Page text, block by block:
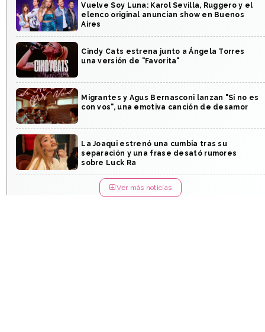
Vuelve Soy Luna: Karol Sevilla, Ruggero y el
elenco original anuncian show en Buenos
Aires
Cindy Cats estrena junto a Ángela Torres
una versión de "Favorita"
Migrantes y Agus Bernasconi lanzan "Si no es
con vos", una emotiva canción de desamor
La Joaqui estrenó una cumbia tras su
separación y una frase desató rumores
sobre Luck Ra
Ver más noticias